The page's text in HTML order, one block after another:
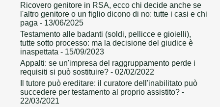
Ricovero genitore in RSA, ecco chi decide anche se
l'altro genitore o un figlio dicono di no: tutte i casi e chi
paga - 13/06/2025
Testamento alle badanti (soldi, pellicce e gioielli),
tutte sotto processo: ma la decisione del giudice è
inaspettata - 15/09/2023
Appalti: se un'impresa del raggruppamento perde i
requisiti si può sostituire? - 02/02/2022
Il tutore può ereditare: il curatore dell'inabilitato può
succedere per testamento al proprio assistito? -
22/03/2021